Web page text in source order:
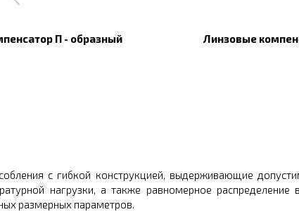
П - образный Линзовые
с гибкой конструкцией, выдерживающие
нагрузки, а также равномерное
размерных параметров.